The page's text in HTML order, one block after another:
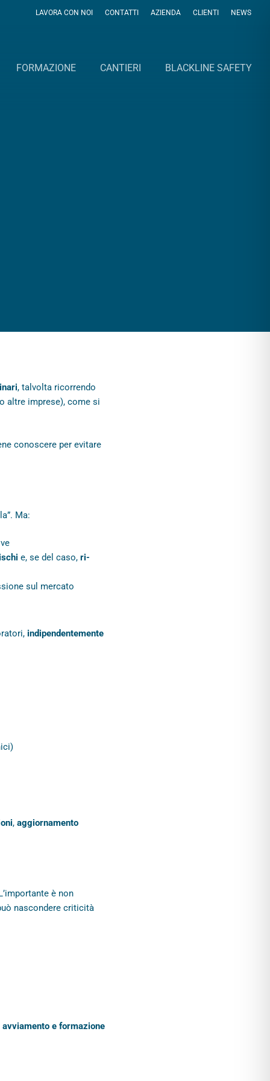
LAVORA CON NOI CONTATTI AZIENDA CLIENTI NEWS
FORMAZIONE CANTIERI BLACKLINE SAFETY
, talvolta ricorrendo
altre imprese), come si
conoscere per evitare
Ma:
e, se del caso, ri-
sul mercato
indipendentemente
, aggiornamento
è non
nascondere criticità
e formazione